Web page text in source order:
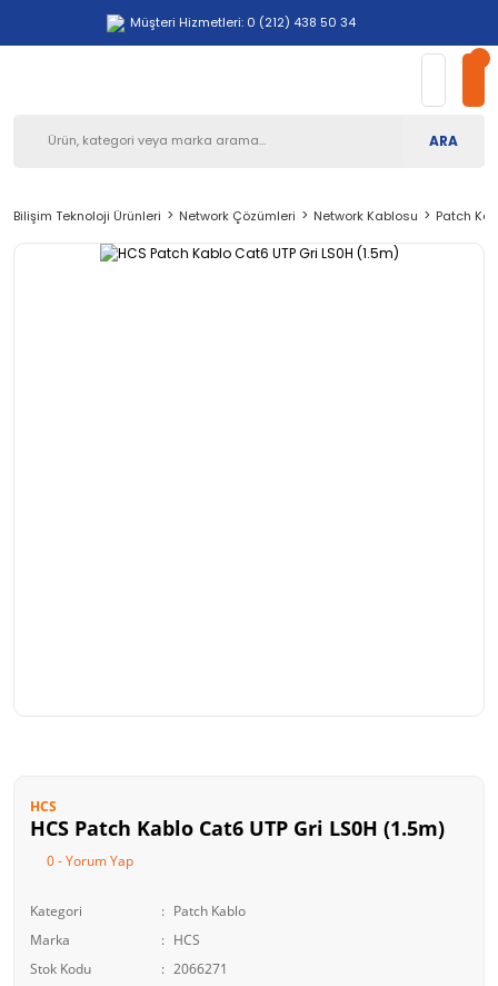
Müşteri Hizmetleri: 0 (212) 438 50 34
ARA
Bilişim Teknoloji Ürünleri Network Çözümleri Network Kablosu Patch
HCS
HCS Patch Kablo Cat6 UTP Gri LS0H (1.5m)
0 - Yorum Yap
Kategori
Patch Kablo
Marka
HCS
Stok Kodu
2066271